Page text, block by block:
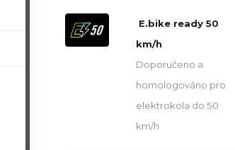
E.bike ready 50
km/h
Doporučeno a
homologováno pro
elektrokola do 50
km/h